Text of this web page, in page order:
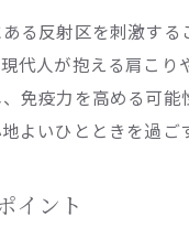
る反射区を刺激す
代人が抱える肩こ
免疫力を高める可
よいひとときを過ご
イント